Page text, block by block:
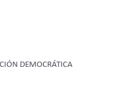
DEMOCRÁTICA